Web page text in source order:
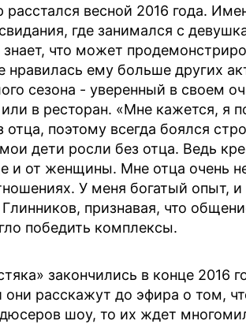
расстался весной 2016 года.
где занимался с
что может
нравилась ему больше других
сезона - уверенный в своем
или в ресторан. «Мне кажется, я
отца, поэтому всегда боялся
дети росли без отца. Ведь
от женщины. Мне отца очень
У меня богатый опыт, и
признавая, что
победить комплексы.
закончились в конце 2016
они расскажут до эфира о том,
шоу, то их ждет